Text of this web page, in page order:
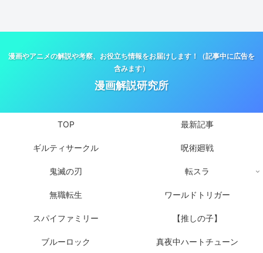
漫画やアニメの解説や考察、お役立ち情報をお届けします！（記事中に広告を
含みます）
漫画解説研究所
TOP 最新記事
ギルティサークル 呪術廻戦
鬼滅の刃 転スラ
無職転生 ワールドトリガー
スパイファミリー 【推しの子】
ブルーロック 真夜中ハートチューン